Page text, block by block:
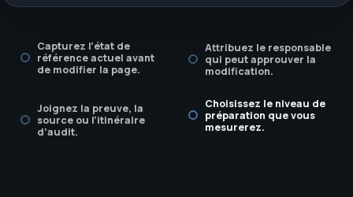
Capturez l’état de
référence actuel avant
de modifier la page.
Attribuez le responsable
qui peut approuver la
modification.
Joignez la preuve, la
source ou l’itinéraire
d’audit.
Choisissez le niveau de
préparation que vous
mesurerez.